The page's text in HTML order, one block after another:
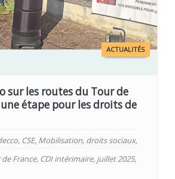
ACTUALITÉS
sur les routes du Tour de
une étape pour les droits de
, CSE, Mobilisation, droits sociaux,
de France, CDI intérimaire, juillet 2025,